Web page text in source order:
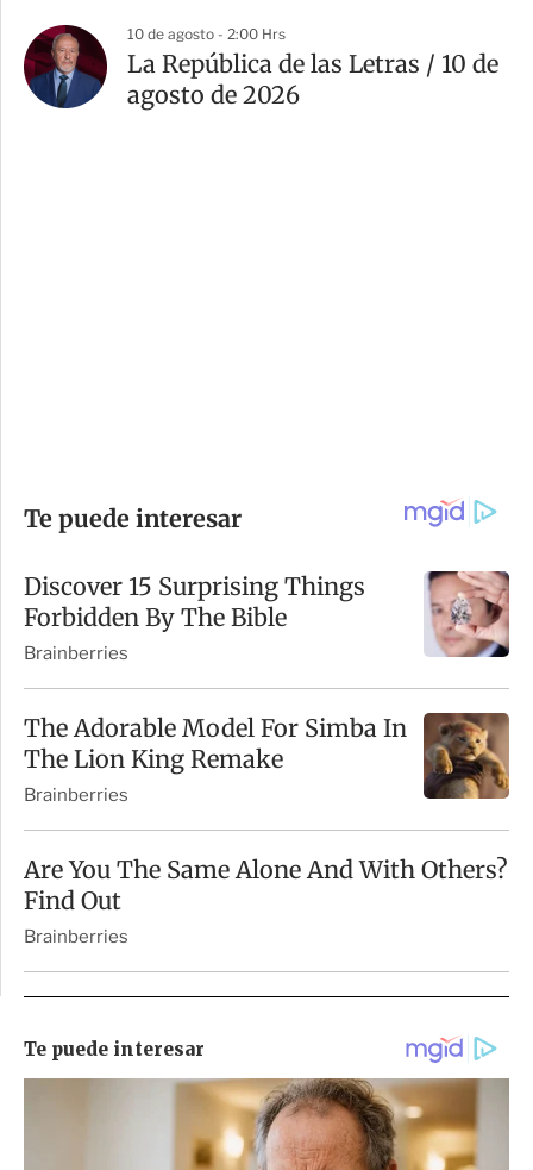
10 de agosto - 2:00 Hrs
La República de las Letras / 10 de
agosto de 2026